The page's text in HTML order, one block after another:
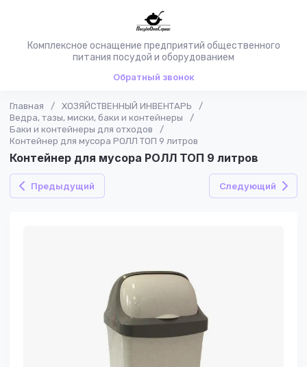
Комплексное оснащение предприятий общественного
питания посудой и оборудованием
Обратный звонок
Главная / ХОЗЯЙСТВЕННЫЙ ИНВЕНТАРЬ
/
Ведра, тазы, миски, баки и контейнеры
/
Баки и контейнеры для отходов
/
Контейнер для мусора РОЛЛ ТОП 9 литров
Контейнер для мусора РОЛЛ ТОП 9 литров
Предыдущий Следующий